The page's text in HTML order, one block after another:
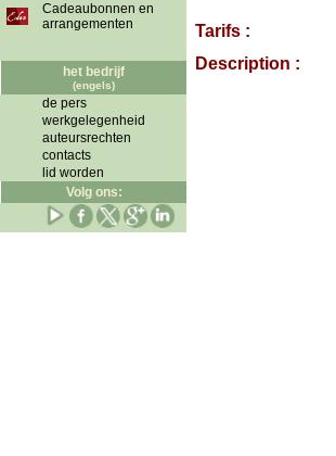
Cadeaubonnen en
arrangementen
het bedrijf
(engels)
de pers
werkgelegenheid
auteursrechten
contacts
lid worden
Volg ons:
Tarifs :
Description :